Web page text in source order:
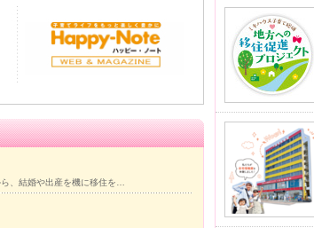
、結婚や出産を機に移住を…